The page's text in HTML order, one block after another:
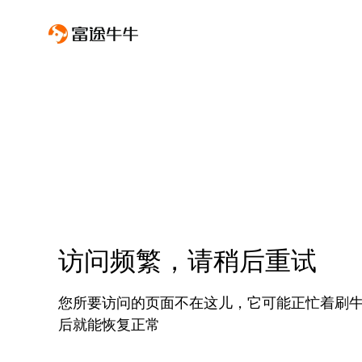
访问频繁，请稍后重试
您所要访问的页面不在这儿，它可能正忙着刷
后就能恢复正常